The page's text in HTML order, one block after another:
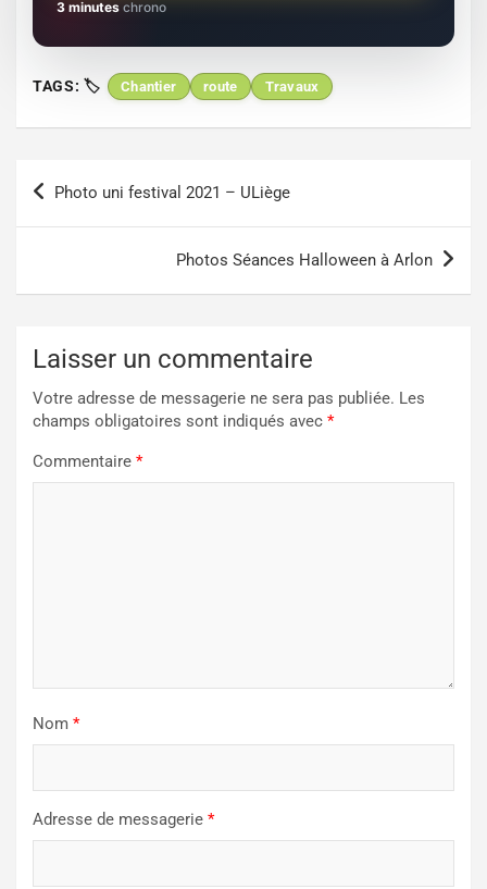
3 minutes chrono
TAGS: Chantier route Travaux
Navigation
de
Photo uni festival 2021 – ULiège
Photos Séances Halloween à Arlon
Laisser un commentaire
Votre adresse de messagerie ne sera pas publiée. Les
champs obligatoires sont indiqués avec *
Commentaire *
Nom *
Adresse de messagerie *